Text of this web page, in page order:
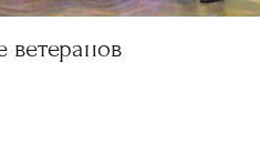
ветеранов